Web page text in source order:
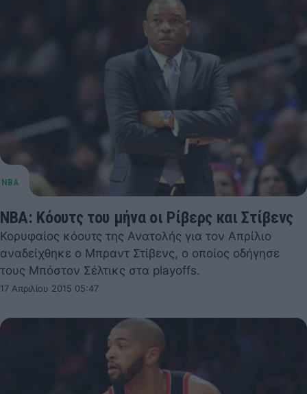
NBA: Κόουτς του μήνα οι Ρίβερς και Στίβενς
Κορυφαίος κόουτς της Ανατολής για τον Απρίλιο
αναδείχθηκε ο Μπραντ Στίβενς, ο οποίος οδήγησε
τους Μπόστον Σέλτικς στα playoffs.
17 Απριλίου 2015 05:47